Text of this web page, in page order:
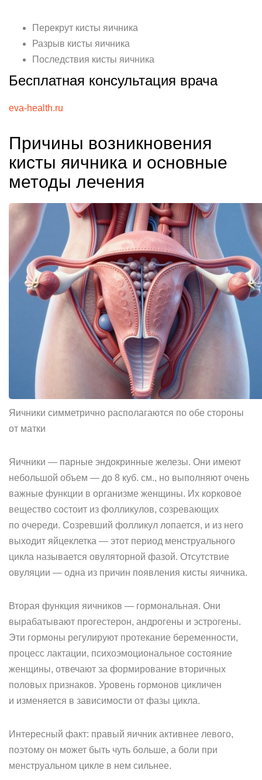
Перекрут кисты яичника
Разрыв кисты яичника
Последствия кисты яичника
Бесплатная консультация врача
eva-health.ru
Причины возникновения
кисты яичника и основные
методы лечения
Яичники симметрично располагаются по обе стороны
от матки
Яичники — парные эндокринные железы. Они имеют
небольшой объем — до 8 куб. см., но выполняют очень
важные функции в организме женщины. Их корковое
вещество состоит из фолликулов, созревающих
по очереди. Созревший фолликул лопается, и из него
выходит яйцеклетка — этот период менструального
цикла называется овуляторной фазой. Отсутствие
овуляции — одна из причин появления кисты яичника.
Вторая функция яичников — гормональная. Они
вырабатывают прогестерон, андрогены и эстрогены.
Эти гормоны регулируют протекание беременности,
процесс лактации, психоэмоциональное состояние
женщины, отвечают за формирование вторичных
половых признаков. Уровень гормонов цикличен
и изменяется в зависимости от фазы цикла.
Интересный факт: правый яичник активнее левого,
поэтому он может быть чуть больше, а боли при
менструальном цикле в нем сильнее.